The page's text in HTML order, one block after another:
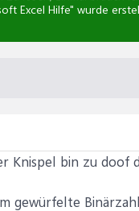
Excel Hilfe" wurde
Knispel bin zu doof
gewürfelte